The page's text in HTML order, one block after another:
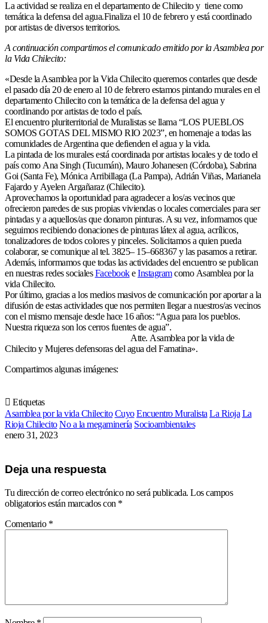
La actividad se realiza en el departamento de Chilecito y tiene como
temática la defensa del agua.Finaliza el 10 de febrero y está coordinado
por artistas de diversos territorios.
A continuación compartimos el comunicado emitido por la Asamblea por
la Vida Chilecito:
«Desde la Asamblea por la Vida Chilecito queremos contarles que desde
el pasado día 20de enero al 10 de febrero estamos pintando murales en el
departamento Chilecito con la temática de la defensa del agua y
coordinando por artistas de todo el país.
El encuentro pluriterritorial de Muralistas se llama “LOS PUEBLOS
SOMOS GOTAS DEL MISMO RIO 2023”, en homenaje a todas las
comunidades de Argentina quedefienden el agua y la vida.
La pintada de los murales está coordinada por artistas locales y de todo el
país como Ana Singh (Tucumán), Mauro Johanesen (Córdoba), Sabrina
Goi (Santa Fe), Mónica Arribillaga (La Pampa), Adrián Viñas, Marianela
Fajardo y Ayelen Argañaraz(Chilecito).
Aprovechamos la oportunidad para agradecer a los/as vecinos que
ofrecieron paredes desus propias viviendas o locales comerciales para ser
pintadas y a aquellos/as que donaron pinturas. A su vez, informamos que
seguimos recibiendo donaciones de pinturas látex al agua, acrílicos,
tonalizadores de todos colores y pinceles. Solicitamos a quien pueda
colaborar, se comunique al tel. 3825– 15–668367 y las pasamos a retirar.
Además, informamos que todas las actividades del encuentro se publican
en nuestras redes sociales Facebook eInstagram como Asamblea por la
vida Chilecito.
Por último, gracias a los medios masivos de comunicación por aportar a la
difusión deestas actividades que nos permiten llegar a nuestros/as vecinos
con el mismo mensajedesde hace 16 años: “Agua para los pueblos.
Nuestra riqueza son los cerros fuentes deagua”.
Atte. Asamblea por la vida de
Chilecito y Mujeresdefensoras del agua del Famatina».
Compartimos algunas imágenes:
Etiquetas
Asamblea por la vida Chilecito Cuyo Encuentro Muralista La Rioja La
Rioja Chilecito No a la megaminería Socioambientales
enero 31, 2023
Deja una respuesta
Tu dirección de correo electrónico no será publicada. Los campos
obligatorios están marcados con *
Comentario *